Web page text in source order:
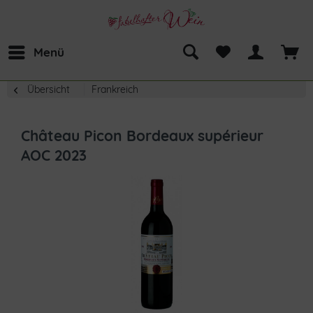
Menü
Übersicht Frankreich
Château Picon Bordeaux supérieur
AOC 2023